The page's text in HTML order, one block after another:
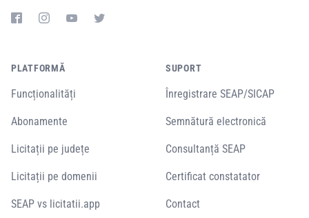
PLATFORMĂ
Funcționalități
Abonamente
Licitații pe județe
Licitații pe domenii
SEAP vs licitatii.app
SUPORT
Înregistrare SEAP/SICAP
Semnătură electronică
Consultanță SEAP
Certificat constatator
Contact